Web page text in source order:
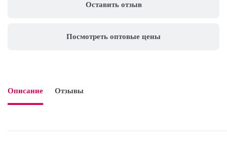
Оставить отзыв
Посмотреть оптовые цены
Описание Отзывы